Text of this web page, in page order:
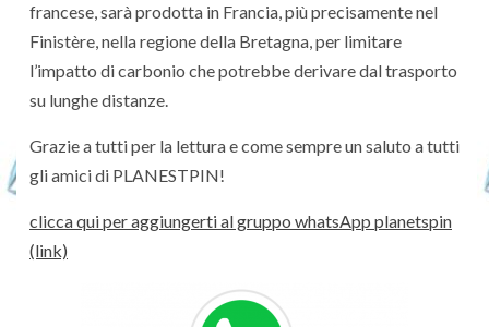
francese, sarà prodotta in Francia, più precisamente nel
Finistère, nella regione della Bretagna, per limitare
l’impatto di carbonio che potrebbe derivare dal trasporto
su lunghe distanze.
Grazie a tutti per la lettura e come sempre un saluto a tutti
gli amici di PLANESTPIN!
clicca qui per aggiungerti al gruppo whatsApp planetspin
(link)